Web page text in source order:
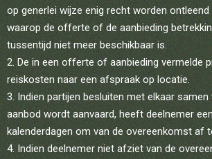
op generlei wijze enig recht worden
waarop de offerte of de aanbieding
tussentijd niet meer beschikbaar is.
De in een offerte of aanbieding vermelde
reiskosten naar een afspraak op locatie.
Indien partijen besluiten met elkaar
aanbod wordt aanvaard, heeft deelnemer
kalenderdagen om van de overeenkomst af
Indien deelnemer niet afziet van de